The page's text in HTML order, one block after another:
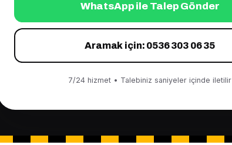
WhatsApp ile Talep Gönder
Aramak için: 0536 303 06 35
7/24 hizmet • Talebiniz saniyeler içinde iletilir